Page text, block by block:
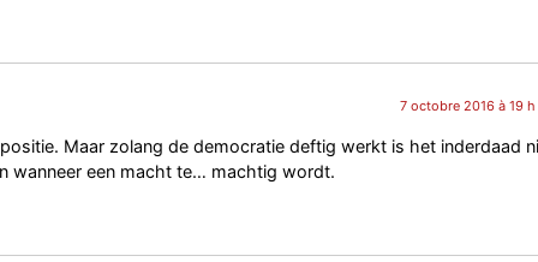
7 octobre 2016 à 19
Maar zolang de democratie deftig werkt is het inderdaad
wanneer een macht te… machtig wordt.